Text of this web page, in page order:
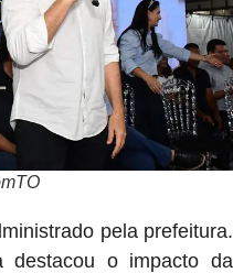
pela prefeitura.
destacou o impacto da